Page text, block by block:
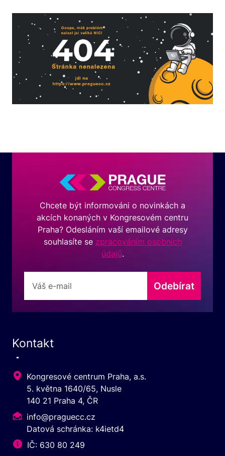
Chcete být informováni o novinkách a
akcích konaných v Kongresovém centru
Praha? Odesláním vaší emailové adresy
souhlasíte se zpracováním osobních
údajů.
Odebírat
Kontakt
Kongresové centrum Praha, a.s.
5. května 1640/65, Nusle
140 21 Praha 4, ČR
info@praguecc.cz
Datová schránka: k4ietd4
IČ: 630 80 249